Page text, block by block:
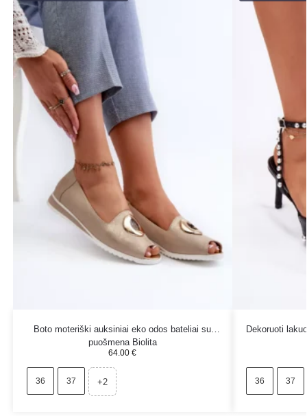
Boto moteriški auksiniai eko odos bateliai su
puošmena Biolita
64.00€
36 37 +2
Dekoruoti
36 37